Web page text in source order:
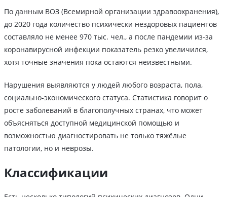
По данным ВОЗ (Всемирной организации здравоохранения),
до 2020 года количество психически нездоровых пациентов
составляло не менее 970 тыс. чел., а после пандемии из-за
коронавирусной инфекции показатель резко увеличился,
хотя точные значения пока остаются неизвестными.
Нарушения выявляются у людей любого возраста, пола,
социально-экономического статуса. Статистика говорит о
росте заболеваний в благополучных странах, что может
объясняться доступной медицинской помощью и
возможностью диагностировать не только тяжёлые
патологии, но и неврозы.
Классификации